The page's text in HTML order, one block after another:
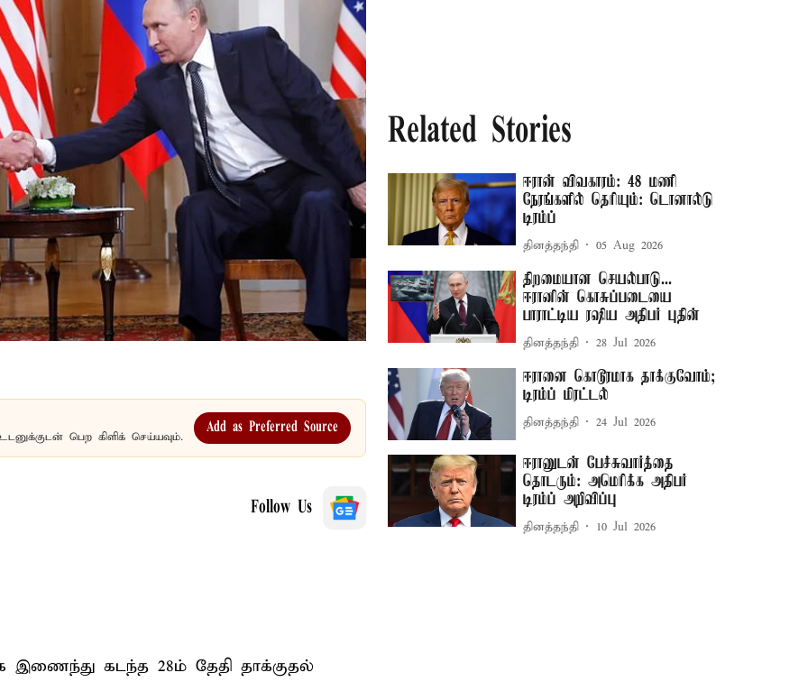
பெற கிளிக் செய்யவும்.
Add as Preferred Source
Follow Us
இணைந்து கடந்த 28ம் தேதி தாக்குதல்
Related Stories
ஈரான் விவகாரம்: 48 மணி
நேரங்களில் தெரியும்: டொனால்டு
டிரம்ப்
தினத்தந்தி 05 Aug 2026
திறமையான செயல்பாடு...
ஈரானின் கொசுப்படையை
பாராட்டிய ரஷிய அதிபர் புதின்
தினத்தந்தி 28 Jul 2026
ஈரானை கொடூரமாக தாக்குவோம்;
டிரம்ப் மிரட்டல்
தினத்தந்தி 24 Jul 2026
ஈரானுடன் பேச்சுவார்த்தை
தொடரும்: அமெரிக்க அதிபர்
டிரம்ப் அறிவிப்பு
தினத்தந்தி 10 Jul 2026